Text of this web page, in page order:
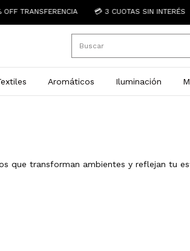
TRANSFERENCIA 💳 3 CUOTAS SIN INTERÉS
Aromáticos Iluminación
que transforman ambientes y reflejan tu